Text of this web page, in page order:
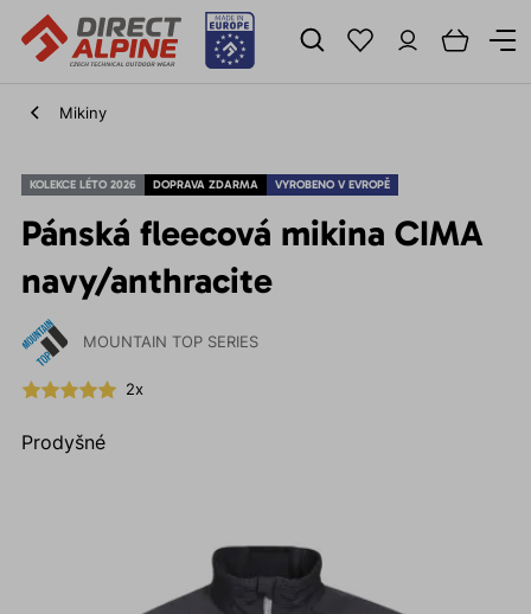
Mikiny
KOLEKCE LÉTO 2026 DOPRAVA ZDARMA VYROBENO V EVROPĚ
Pánská fleecová mikina CIMA
navy/anthracite
MOUNTAIN TOP SERIES
2x
Prodyšné